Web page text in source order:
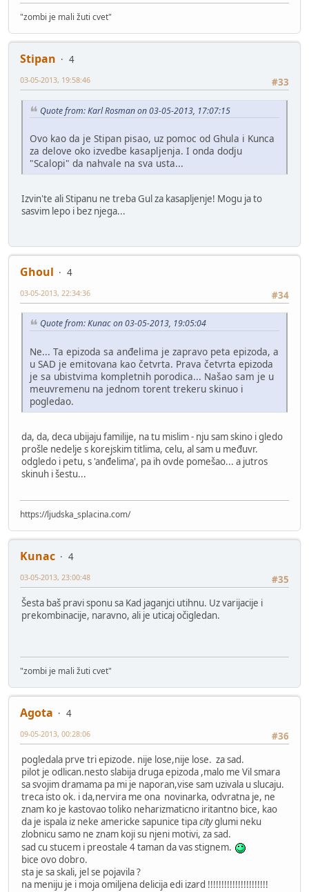
"zombi je mali žuti cvet"
Stipan
4
#33
03-05-2013, 19:58:46
Quote from: Karl Rosman on 03-05-2013, 17:07:15
Ovo kao da je Stipan pisao, uz pomoc od Ghula i Kunca
za delove oko izvedbe kasapljenja. I onda dodju
"Scalopi" da nahvale na sva usta...
Izvin'te ali Stipanu ne treba Gul za kasapljenje! Mogu ja to
sasvim lepo i bez njega...
Ghoul
4
#34
03-05-2013, 22:34:36
Quote from: Kunac on 03-05-2013, 19:05:04
Ne... Ta epizoda sa anđelima je zapravo peta epizoda, a
u SAD je emitovana kao četvrta. Prava četvrta epizoda
je sa ubistvima kompletnih porodica... Našao sam je u
meuvremenu na jednom torent trekeru skinuo i
pogledao.
da, da, deca ubijaju familije, na tu mislim - nju sam skino i gledo
prošle nedelje s korejskim titlima, celu, al sam u međuvr.
odgledo i petu, s 'anđelima', pa ih ovde pomešao... a jutros
skinuh i šestu...
https://ljudska_splacina.com/
Kunac
4
#35
03-05-2013, 23:00:48
Šesta baš pravi sponu sa Kad jaganjci utihnu. Uz varijacije i
prekombinacije, naravno, ali je uticaj očigledan.
"zombi je mali žuti cvet"
Agota
4
#36
09-05-2013, 00:28:06
pogledala prve tri epizode. nije lose,nije lose. za sad.
pilot je odlican.nesto slabija druga epizoda ,malo me Vil smara
sa svojim dramama pa mi je naporan,vise sam uzivala u slucaju.
treca isto ok. i da,nervira me ona novinarka, odvratna je, ne
znam ko je kastovao toliko neharizmaticno iritantno bice, kao
da je ispala iz neke americke sapunice tipacityglumi neku
zlobnicu samo ne znam koji su njeni motivi, za sad.
sad cu stucem i preostale 4 taman da vas stignem.
bice ovo dobro.
sta je sa skali, jel se pojavila ?
na meniju je i moja omiljena delicija edi izard !!!!!!!!!!!!!!!!!!!!!!